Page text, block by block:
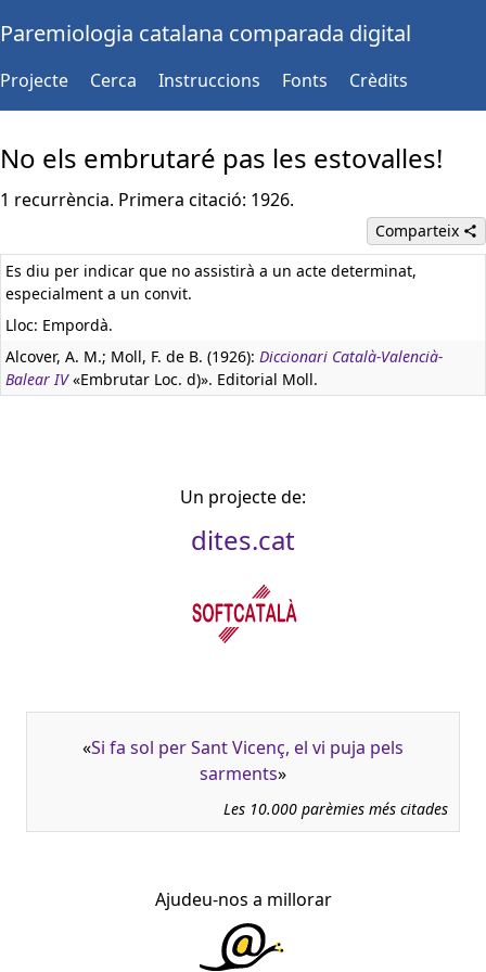
Paremiologia catalana comparada digital
Projecte Cerca Instruccions Fonts Crèdits
No els embrutaré pas les estovalles!
1 recurrència. Primera citació: 1926.
Comparteix
Es diu per indicar que no assistirà a un acte determinat,
especialment a un convit.
Lloc: Empordà.
Alcover, A. M.; Moll, F. de B. (1926): Diccionari Català-Valencià-
Balear IV«Embrutar Loc. d)». Editorial Moll.
Un projecte de:
dites.cat
«Si fa sol per Sant Vicenç, el vi puja pels
sarments»
Les 10.000 parèmies més citades
Ajudeu-nos a millorar